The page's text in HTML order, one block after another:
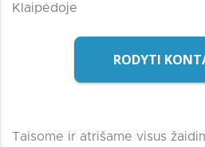
Klaipėdoje
RODYTI
Taisome ir atrišame visus